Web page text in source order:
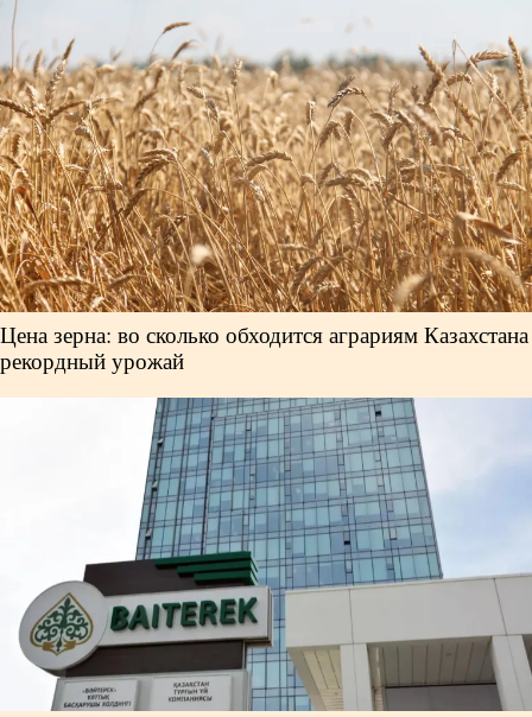
Цена зерна: во сколько обходится аграриям Казахстана
рекордный урожай